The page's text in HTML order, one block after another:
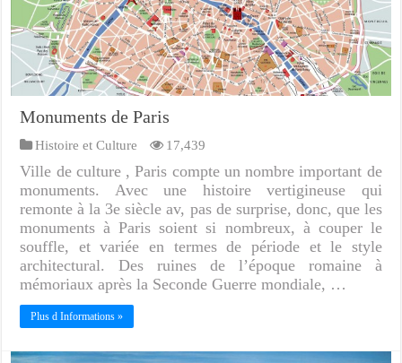
Monuments de Paris
Histoire et Culture 17,439
Ville de culture , Paris compte un nombre important de
monuments. Avec une histoire vertigineuse qui
remonte à la 3e siècle av, pas de surprise, donc, que les
monuments à Paris soient si nombreux, à couper le
souffle, et variée en termes de période et le style
architectural. Des ruines de l’époque romaine à
mémoriaux après la Seconde Guerre mondiale, …
Plus d Informations »